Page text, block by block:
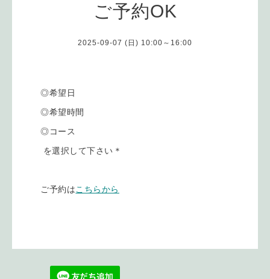
ご予約OK
2025-09-07 (日) 10:00～16:00
◎希望日
◎希望時間
◎コース
を選択して下さい＊
ご予約はこちらから